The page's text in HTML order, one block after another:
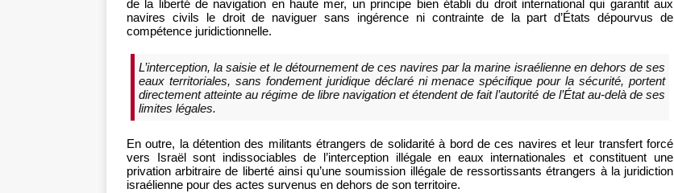
de la liberté de navigation en haute mer, un principe bien établi du droit international qui garantit aux
navires civils le droit de naviguer sans ingérence ni contrainte de la part d’États dépourvus de
compétence juridictionnelle.
L’interception, la saisie et le détournement de ces navires par la marine israélienne en dehors de ses
eaux territoriales, sans fondement juridique déclaré ni menace spécifique pour la sécurité, portent
directement atteinte au régime de libre navigation et étendent de fait l’autorité de l’État au-delà de ses
limites légales.
En outre, la détention des militants étrangers de solidarité à bord de ces navires et leur transfert forcé
vers Israël sont indissociables de l’interception illégale en eaux internationales et constituent une
privation arbitraire de liberté ainsi qu’une soumission illégale de ressortissants étrangers à la juridiction
israélienne pour des actes survenus en dehors de son territoire.